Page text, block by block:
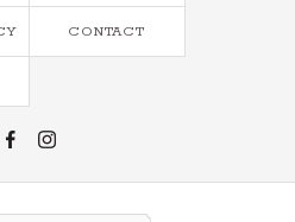
CONTACT